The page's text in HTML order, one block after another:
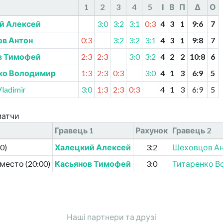
1 2 3 4 5 І В П Δ
О
Алексей
3:0 3:2 3:1 0:3 4 3 1 9:6
7
Антон
0:3 3:2 3:2 3:1 4 3 1 9:8
7
Тимофей
2:3 2:3 3:0 3:2 4 2 2 10:8
6
Володимир
1:3 2:3 0:3 3:0 4 1 3 6:9
5
3:0 1:3 2:3 0:3 4 1 3 6:9 5
Гравець 1 Рахунок Гравець 2
Халецкий Алексей 3:2
Шеховцов
(20:00) Касьянов Тимофей 3:0 Титаренко
Наші партнери та друзі